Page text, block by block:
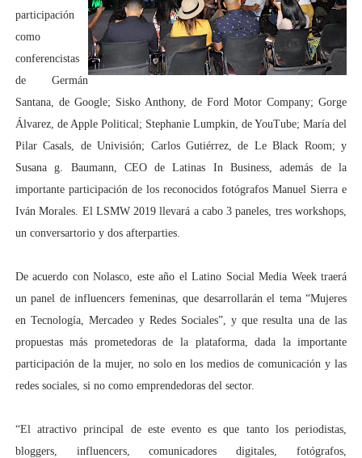
participación
como
conferencistas
de Germán
Santana, de Google; Sisko Anthony, de Ford Motor Company; Gorge
Álvarez, de Apple Political; Stephanie Lumpkin, de YouTube; María del
Pilar Casals, de Univisión; Carlos Gutiérrez, de Le Black Room; y
Susana g. Baumann, CEO de Latinas In Business, además de la
importante participación de los reconocidos fotógrafos Manuel Sierra e
Iván Morales. El LSMW 2019 llevará a cabo 3 paneles, tres workshops,
un conversartorio y dos afterparties.
De acuerdo con Nolasco, este año el Latino Social Media Week traerá
un panel de influencers femeninas, que desarrollarán el tema “Mujeres
en Tecnología, Mercadeo y Redes Sociales”, y que resulta una de las
propuestas más prometedoras de la plataforma, dada la importante
participación de la mujer, no solo en los medios de comunicación y las
redes sociales, si no como emprendedoras del sector.
“El atractivo principal de este evento es que tanto los periodistas,
bloggers, influencers, comunicadores digitales, fotógrafos,